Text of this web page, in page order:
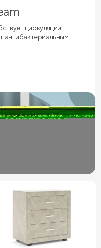
циркуляции
антибактериальным